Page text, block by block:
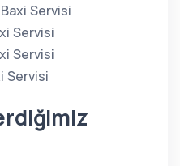
Servisi
Servisi
Servisi
Servisi